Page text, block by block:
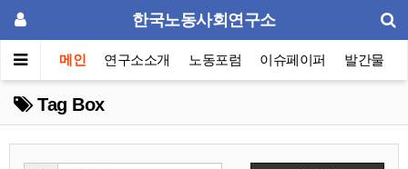
한국노동사회연구소
메인 연구소소개 노동포럼 이슈페이퍼 발간물
Tag Box